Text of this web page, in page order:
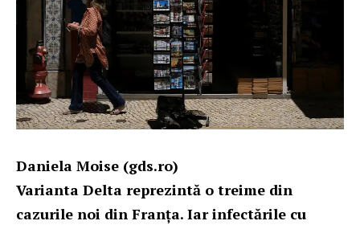
Daniela Moise (gds.ro)
Varianta Delta reprezintă o treime din
cazurile noi din Franţa. Iar infectările cu